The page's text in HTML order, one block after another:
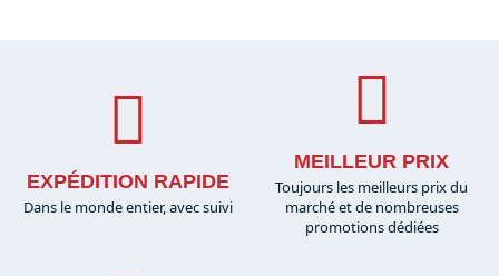
EXPÉDITION RAPIDE
Dans le monde entier, avec suivi
MEILLEUR PRIX
Toujours les meilleurs prix du
marché et de nombreuses
promotions dédiées